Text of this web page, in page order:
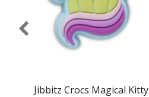
Jibbitz Crocs Magical Kitty